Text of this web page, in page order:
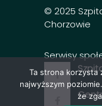
© 2025
Chorzowie
Serwisy
Ta strona korzysta
najwyższym
że